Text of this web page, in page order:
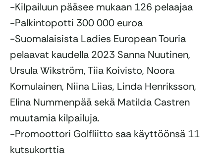
-Kilpailuun pääsee mukaan 126 pelaajaa
-Palkintopotti 300 000 euroa
-Suomalaisista Ladies European Touria
pelaavat kaudella 2023 Sanna Nuutinen,
Ursula Wikström, Tiia Koivisto, Noora
Komulainen, Niina Liias, Linda Henriksson,
Elina Nummenpää sekä Matilda Castren
muutamia kilpailuja.
-Promoottori Golfliitto saa käyttöönsä 11
kutsukorttia